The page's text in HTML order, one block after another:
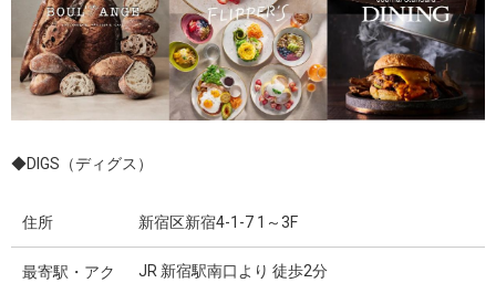
◆DIGS（ディグス）
住所 新宿区新宿4-1-7 1～3F
最寄駅・アク
JR 新宿駅南口より 徒歩2分